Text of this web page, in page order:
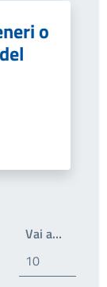
o
Vai a…Scrivi il